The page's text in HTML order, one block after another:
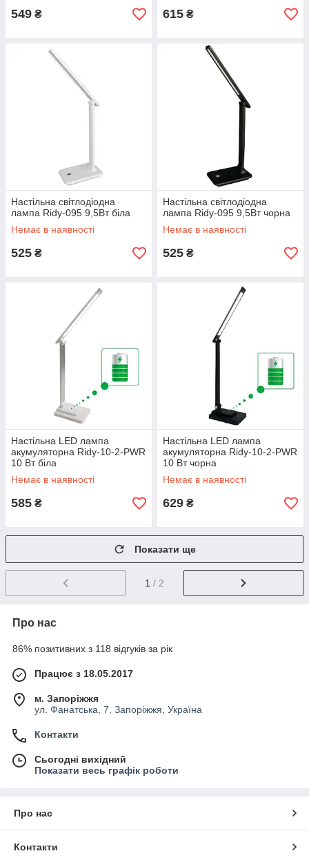
549 ₴ 615 ₴
Настільна світлодіодна
лампа Ridy-095 9,5Вт біла
Немає в наявності
525 ₴
Настільна світлодіодна
лампа Ridy-095 9,5Вт чорна
Немає в наявності
525 ₴
Настільна LED лампа
акумуляторна Ridy-10-2-PWR
10 Вт біла
Немає в наявності
585 ₴
Настільна LED лампа
акумуляторна Ridy-10-2-PWR
10 Вт чорна
Немає в наявності
629 ₴
Показати ще
1 / 2
Про нас
86% позитивних з 118 відгуків за рік
Працює з 18.05.2017
м. Запоріжжя
ул. Фанатська, 7, Запоріжжя, Україна
Контакти
Сьогодні вихідний
Показати весь графік роботи
Про нас
Контакти